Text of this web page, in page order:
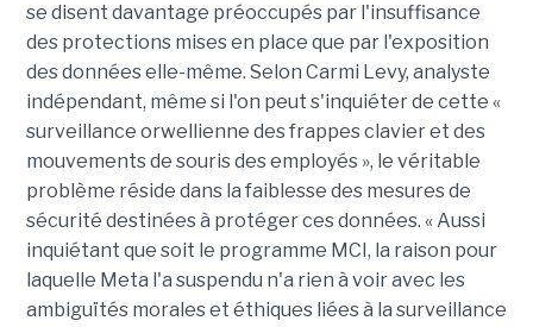
se disent davantage préoccupés par l'insuffisance
des protections mises en place que par l'exposition
des données elle-même. Selon Carmi Levy, analyste
indépendant, même si l'on peut s'inquiéter de cette «
surveillance orwellienne des frappes clavier et des
mouvements de souris des employés », le véritable
problème réside dans la faiblesse des mesures de
sécurité destinées à protéger ces données. « Aussi
inquiétant que soit le programme MCI, la raison pour
laquelle Meta l'a suspendu n'a rien à voir avec les
ambiguïtés morales et éthiques liées à la surveillance